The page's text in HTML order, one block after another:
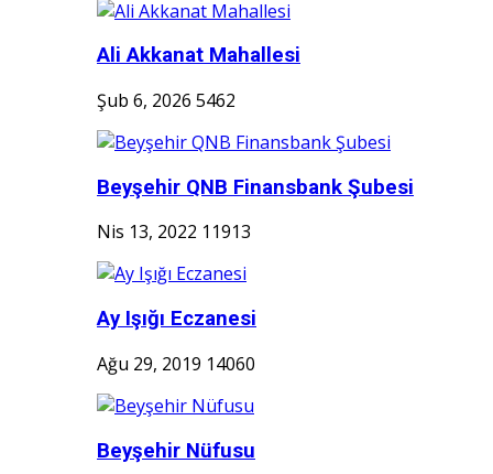
Ali Akkanat Mahallesi
Şub 6, 2026 5462
Beyşehir QNB Finansbank Şubesi
Nis 13, 2022 11913
Ay Işığı Eczanesi
Ağu 29, 2019 14060
Beyşehir Nüfusu